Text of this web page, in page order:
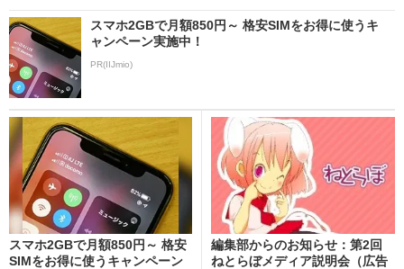
スマホ2GBで月額850円～ 格安SIMをお得に使うキ
ャンペーン実施中！
PR(IIJmio)
スマホ2GBで月額850円～ 格安
SIMをお得に使うキャンペーン
編集部からのお知らせ：第2回
ねとらぼメディア説明会（広告